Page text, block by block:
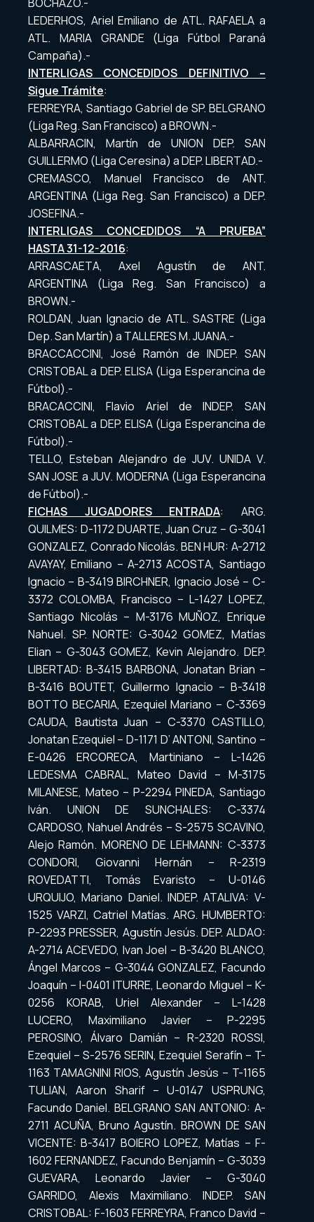
LEDERHOS, Ariel Emiliano de ATL. RAFAELA a
ATL. MARIA GRANDE (Liga Fútbol Paraná
Campaña).-
INTERLIGAS CONCEDIDOS DEFINITIVO –
Sigue Trámite:
FERREYRA, Santiago Gabriel de SP. BELGRANO
(Liga Reg. San Francisco) a BROWN.-
ALBARRACIN, Martín de UNION DEP. SAN
GUILLERMO (Liga Ceresina) a DEP. LIBERTAD.-
CREMASCO, Manuel Francisco de ANT.
ARGENTINA (Liga Reg. San Francisco) a DEP.
JOSEFINA.-
INTERLIGAS CONCEDIDOS “A PRUEBA”
HASTA 31-12-2016:
ARRASCAETA, Axel Agustín de ANT.
ARGENTINA (Liga Reg. San Francisco) a
BROWN.-
ROLDAN, Juan Ignacio de ATL. SASTRE (Liga
Dep. San Martín) a TALLERES M. JUANA.-
BRACCACCINI, José Ramón de INDEP. SAN
CRISTOBAL a DEP. ELISA (Liga Esperancina de
Fútbol).-
BRACACCINI, Flavio Ariel de INDEP. SAN
CRISTOBAL a DEP. ELISA (Liga Esperancina de
Fútbol).-
TELLO, Esteban Alejandro de JUV. UNIDA V.
SAN JOSE a JUV. MODERNA (Liga Esperancina
de Fútbol).-
FICHAS JUGADORES ENTRADA: ARG.
QUILMES: D-1172 DUARTE, Juan Cruz – G-3041
GONZALEZ, Conrado Nicolás. BEN HUR: A-2712
AVAYAY, Emiliano – A-2713 ACOSTA, Santiago
Ignacio – B-3419 BIRCHNER, Ignacio José – C-
3372 COLOMBA, Francisco – L-1427 LOPEZ,
Santiago Nicolás – M-3176 MUÑOZ, Enrique
Nahuel. SP. NORTE: G-3042 GOMEZ, Matías
Elian – G-3043 GOMEZ, Kevin Alejandro. DEP.
LIBERTAD: B-3415 BARBONA, Jonatan Brian –
B-3416 BOUTET, Guillermo Ignacio – B-3418
BOTTO BECARIA, Ezequiel Mariano – C-3369
CAUDA, Bautista Juan – C-3370 CASTILLO,
Jonatan Ezequiel – D-1171 D’ ANTONI, Santino –
E-0426 ERCORECA, Martiniano – L-1426
LEDESMA CABRAL, Mateo David – M-3175
MILANESE, Mateo – P-2294 PINEDA, Santiago
Iván. UNION DE SUNCHALES: C-3374
CARDOSO, Nahuel Andrés – S-2575 SCAVINO,
Alejo Ramón. MORENO DE LEHMANN: C-3373
CONDORI, Giovanni Hernán – R-2319
ROVEDATTI, Tomás Evaristo – U-0146
URQUIJO, Mariano Daniel. INDEP. ATALIVA: V-
1525 VARZI, Catriel Matías. ARG. HUMBERTO:
P-2293 PRESSER, Agustín Jesús. DEP. ALDAO:
A-2714 ACEVEDO, Ivan Joel – B-3420 BLANCO,
Ángel Marcos – G-3044 GONZALEZ, Facundo
Joaquín – I-0401 ITURRE, Leonardo Miguel – K-
0256 KORAB, Uriel Alexander – L-1428
LUCERO, Maximiliano Javier – P-2295
PEROSINO, Álvaro Damián – R-2320 ROSSI,
Ezequiel – S-2576 SERIN, Ezequiel Serafín – T-
1163 TAMAGNINI RIOS, Agustín Jesús – T-1165
TULIAN, Aaron Sharif – U-0147 USPRUNG,
Facundo Daniel. BELGRANO SAN ANTONIO: A-
2711 ACUÑA, Bruno Agustín. BROWN DE SAN
VICENTE: B-3417 BOIERO LOPEZ, Matías – F-
1602 FERNANDEZ, Facundo Benjamín – G-3039
GUEVARA, Leonardo Javier – G-3040
GARRIDO, Alexis Maximiliano. INDEP. SAN
CRISTOBAL: F-1603 FERREYRA, Franco David –